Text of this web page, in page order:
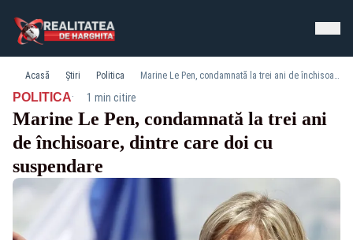
Acasă Știri Politica Marine Le Pen, condamnată la trei ani de închisoare, dintre care doi cu suspendare
POLITICA· 1 min citire
Marine Le Pen, condamnată la trei ani
de închisoare, dintre care doi cu
suspendare